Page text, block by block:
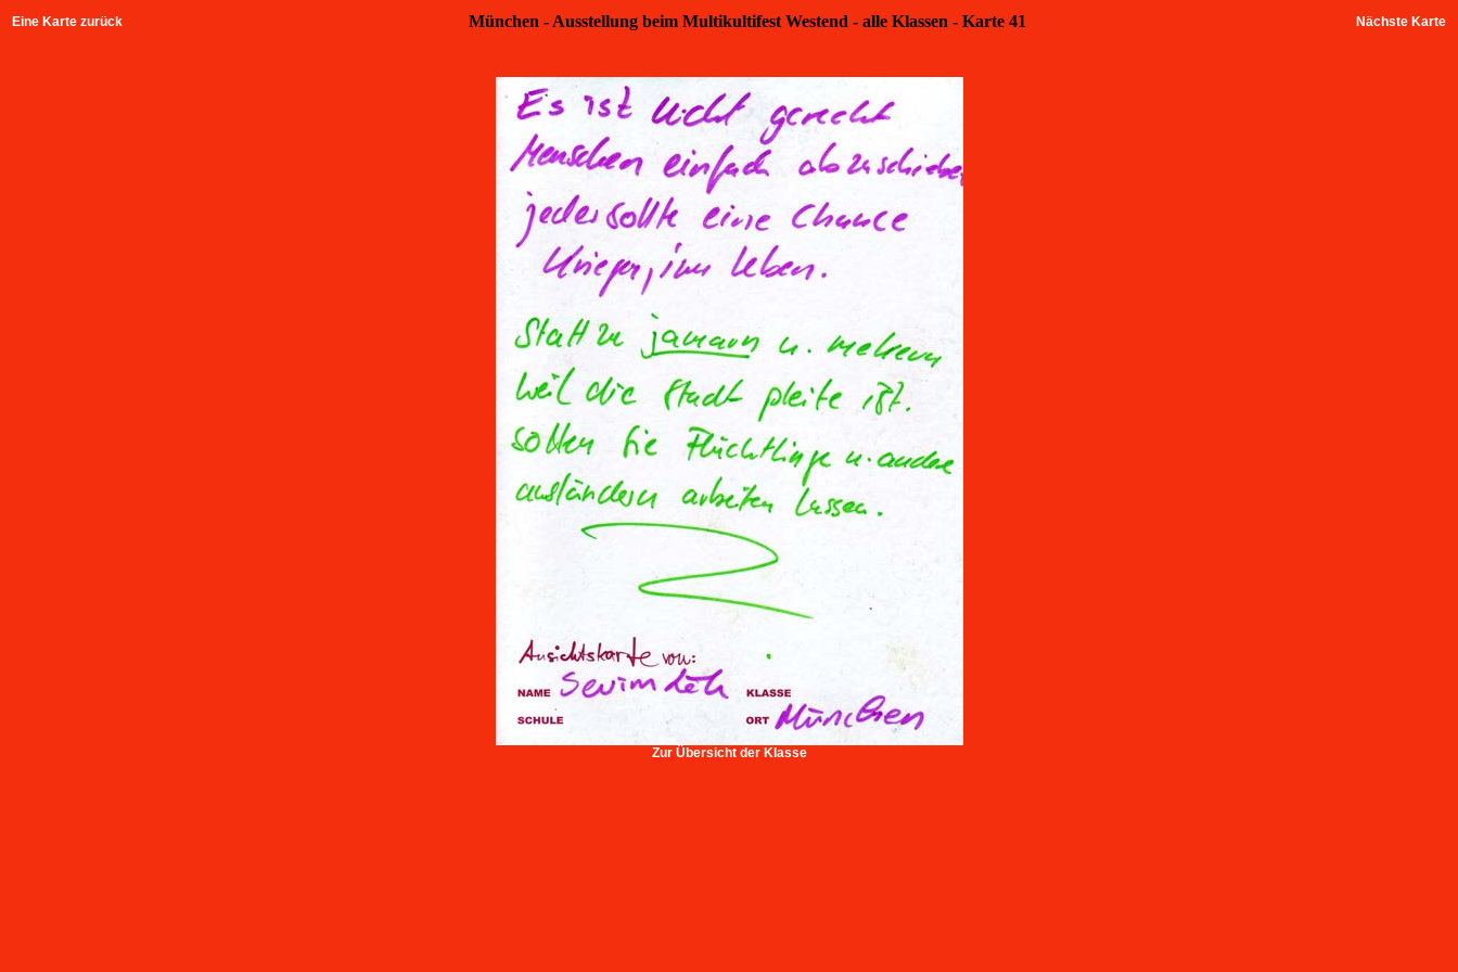
Eine Karte zurück München - Ausstellung beim Multikultifest Westend - alle Klassen - Karte 41 Nächste Karte
Zur Übersicht der Klasse